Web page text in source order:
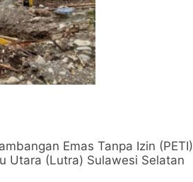
Emas Tanpa Izin (PETI)
Utara (Lutra) Sulawesi Selatan